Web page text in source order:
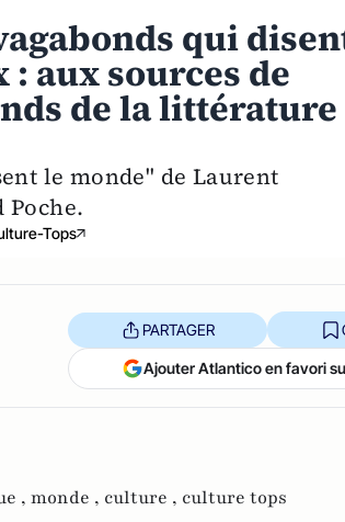
qui
aux sources de
de la littérature
le monde" de Laurent
Tops
PARTAGER
Ajouter Atlantico en favori
, monde , culture , culture tops